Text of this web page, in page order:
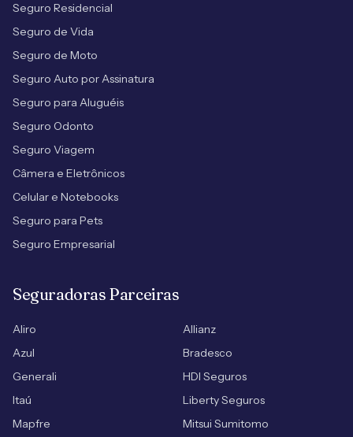
Seguro Residencial
Seguro de Vida
Seguro de Moto
Seguro Auto por Assinatura
Seguro para Aluguéis
Seguro Odonto
Seguro Viagem
Câmera e Eletrônicos
Celular e Notebooks
Seguro para Pets
Seguro Empresarial
Seguradoras Parceiras
Aliro
Allianz
Azul
Bradesco
Generali
HDI Seguros
Itaú
Liberty Seguros
Mapfre
Mitsui Sumitomo